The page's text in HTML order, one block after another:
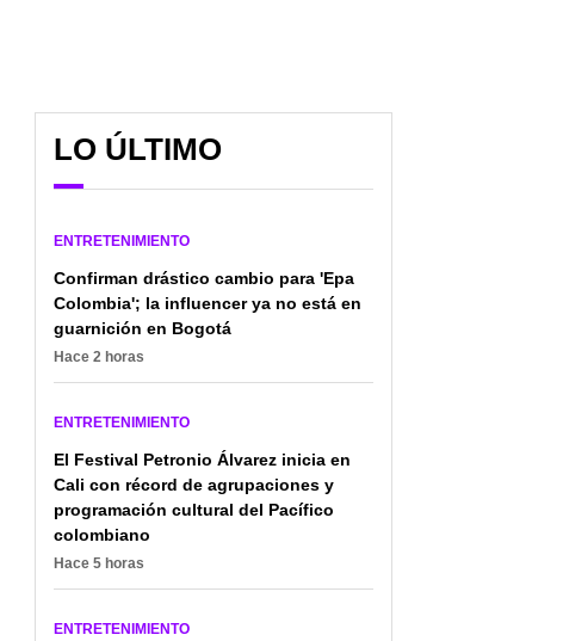
LO ÚLTIMO
ENTRETENIMIENTO
Confirman drástico cambio para 'Epa
Colombia'; la influencer ya no está en
guarnición en Bogotá
Hace 2 horas
ENTRETENIMIENTO
El Festival Petronio Álvarez inicia en
Cali con récord de agrupaciones y
programación cultural del Pacífico
colombiano
Hace 5 horas
ENTRETENIMIENTO